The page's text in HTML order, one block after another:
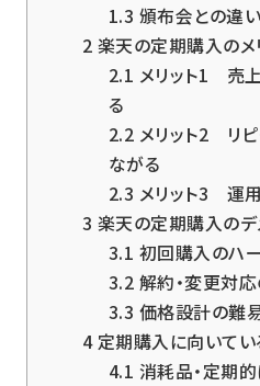
1.3 頒布会との違い
2 楽天の定期購入のメ
2.1 メリット1 売
る
2.2 メリット2 リ
ながる
2.3 メリット3 運
3 楽天の定期購入のデ
3.1 初回購入のハ
3.2 解約・変更対
3.3 価格設計の難
4定期購入に向いてい
4.1 消耗品・定期